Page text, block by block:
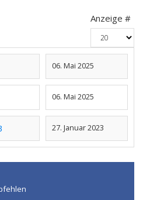
Anzeige #
06. Mai 2025
06. Mai 2025
27. Januar 2023